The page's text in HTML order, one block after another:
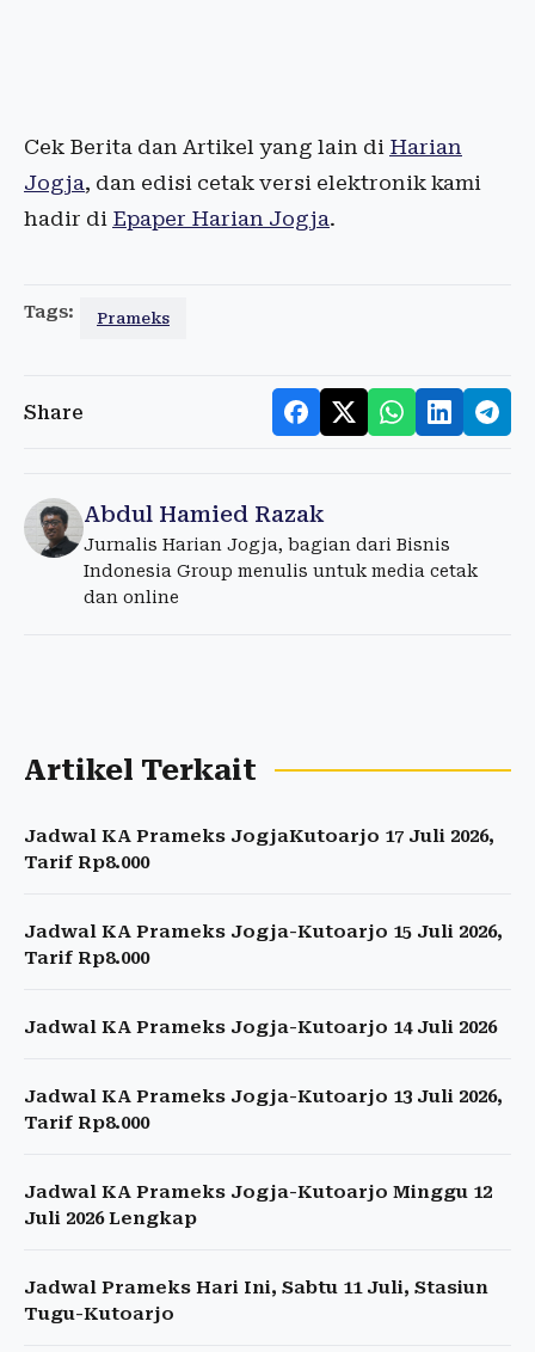
Cek Berita dan Artikel yang lain di Harian
Jogja, dan edisi cetak versi elektronik kami
hadir di Epaper Harian Jogja.
Tags: Prameks
Share
Abdul Hamied Razak
Jurnalis Harian Jogja, bagian dari Bisnis
Indonesia Group menulis untuk media cetak
dan online
Artikel Terkait
Jadwal KA Prameks JogjaKutoarjo 17 Juli 2026,
Tarif Rp8.000
Jadwal KA Prameks Jogja-Kutoarjo 15 Juli 2026,
Tarif Rp8.000
Jadwal KA Prameks Jogja-Kutoarjo 14 Juli 2026
Jadwal KA Prameks Jogja-Kutoarjo 13 Juli 2026,
Tarif Rp8.000
Jadwal KA Prameks Jogja-Kutoarjo Minggu 12
Juli 2026 Lengkap
Jadwal Prameks Hari Ini, Sabtu 11 Juli, Stasiun
Tugu-Kutoarjo